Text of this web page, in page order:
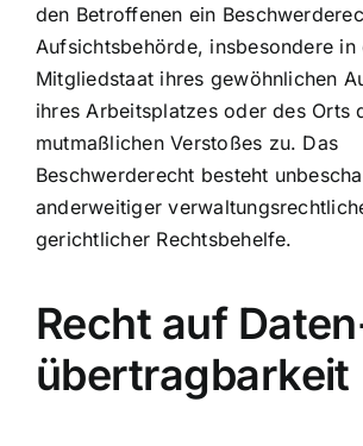
den Betroffenen ein
Aufsichtsbehörde, insbesondere in
Mitgliedstaat ihres gewöhnlichen
ihres Arbeitsplatzes oder des Orts
mutmaßlichen Verstoßes zu. Das
Beschwerderecht besteht
anderweitiger
gerichtlicher Rechtsbehelfe.
Recht auf
übertrag­barkeit